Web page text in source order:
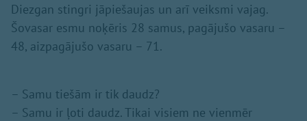
Diezgan stingri jāpiešaujas un arī veiksmi vajag.
Šovasar esmu noķēris 28 samus, pagājušo vasaru –
48, aizpagājušo vasaru – 71.
– Samu tiešām ir tik daudz?
– Samu ir ļoti daudz. Tikai visiem ne vienmēr